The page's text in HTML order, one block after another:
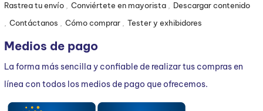
Rastrea tu envío Conviértete en mayorista
Descargar contenido
Contáctanos
Cómo comprar Tester y exhibidores
Medios de pago
La forma más sencilla y confiable de realizar tus compras en
línea con todos los medios de pago que ofrecemos.